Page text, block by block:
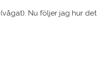
Nu följer jag hur